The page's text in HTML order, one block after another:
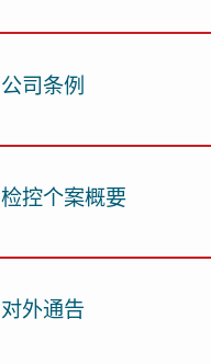
公司条例
检控个案概要
对外通告